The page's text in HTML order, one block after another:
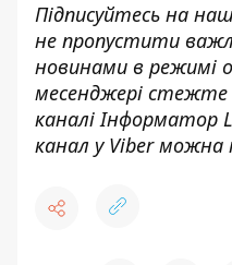
Підписуйтесь на
не пропустити
новинами в режимі
месенджері
каналіІнформатор
канал у Viber можна